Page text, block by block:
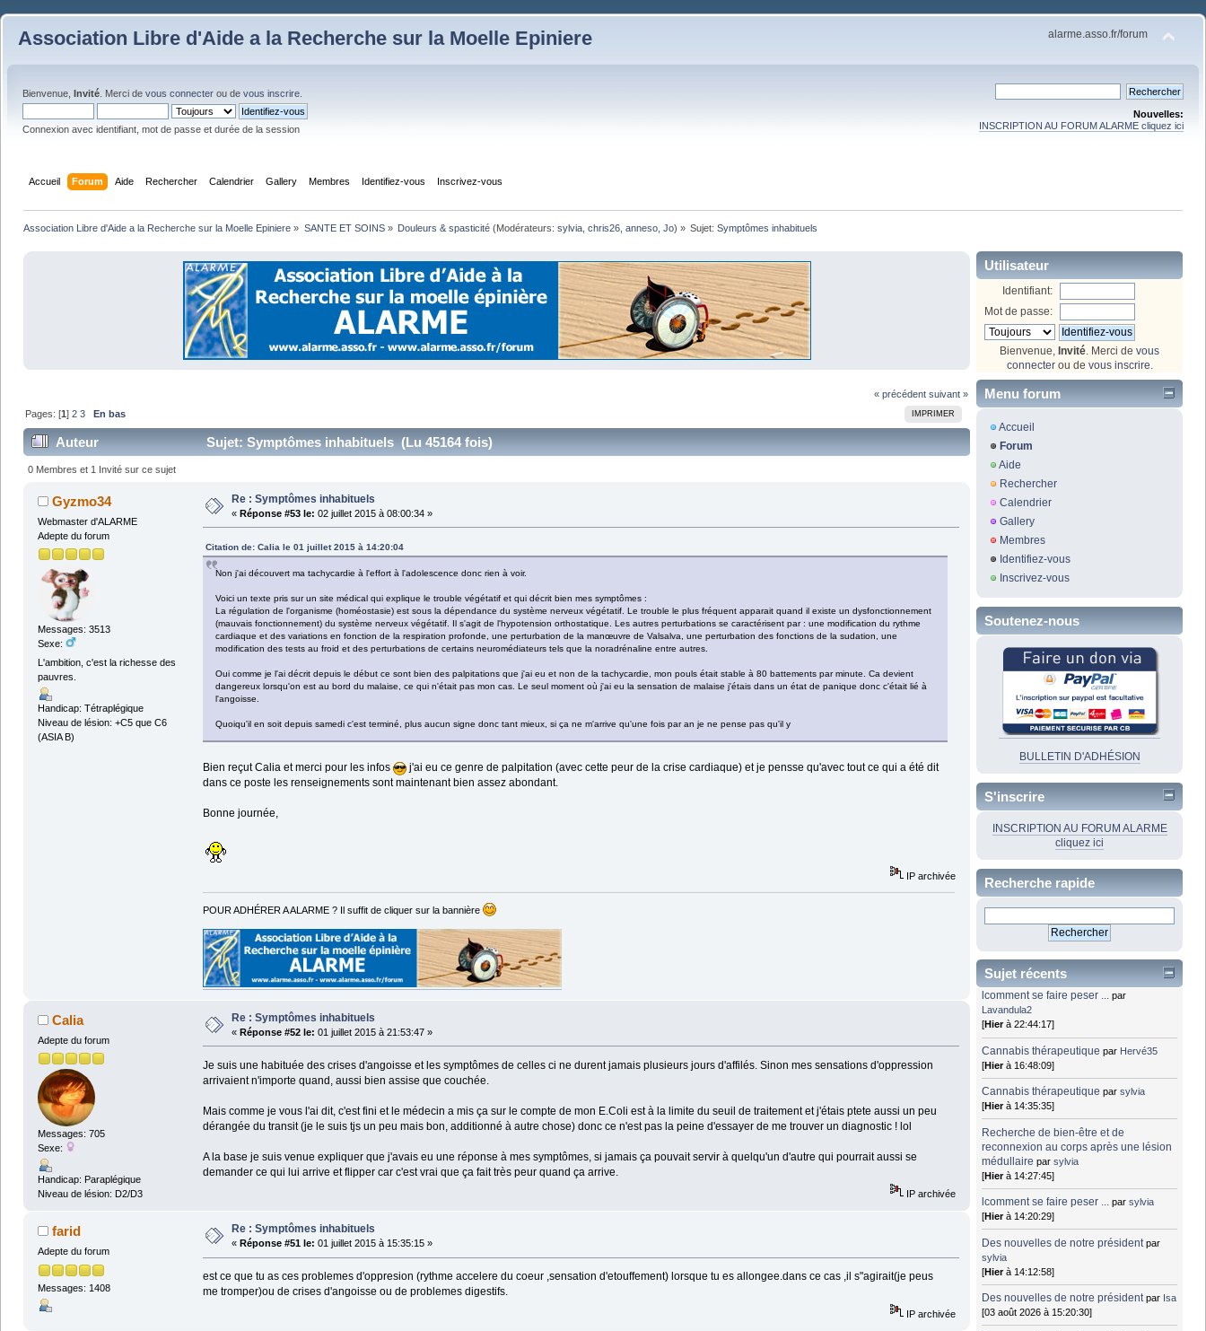
Association Libre d'Aide a la Recherche sur la Moelle Epiniere alarme.asso.fr/forum
Bienvenue, Invité . Merci de vous connecter ou de vous inscrire
Connexion avec identifiant, mot de passe et durée de la session
Nouvelles:
INSCRIPTION AU FORUM ALARME cliquez ici
Accueil Forum Aide Rechercher Calendrier Gallery Membres Identifiez-vous Inscrivez-vous
Association Libre d'Aide a la Recherche sur la Moelle Epiniere » SANTE ET SOINS» Douleurs & spasticité(Modérateurs: sylvia, chris26, anneso, Jo) » Sujet:Symptômes inhabituels
« précédent suivant »
IMPRIMER
Pages: [1]2 3 En bas
Auteur Sujet: Symptômes inhabituels (Lu 45164 fois)
0 Membres et 1 Invité sur ce sujet
Gyzmo34
Webmaster d'ALARME
Adepte du forum
Messages: 3513
Sexe:
L'ambition, c'est la richesse des
pauvres.
Handicap: Tétraplégique
Niveau de lésion: +C5 que C6
(ASIA B)
Re : Symptômes inhabituels
« Réponse #53 le: 02 juillet 2015 à 08:00:34 »
Citation de: Calia le 01 juillet 2015 à 14:20:04
Non j'ai découvert ma tachycardie à l'effort à l'adolescence donc rien à voir.
Voici un texte pris sur un site médical qui explique le trouble végétatif et qui décrit bien mes symptômes :
La régulation de l'organisme (homéostasie) est sous la dépendance du système nerveux végétatif. Le trouble le plus fréquent apparait quand il existe un dysfonctionnement
(mauvais fonctionnement) du système nerveux végétatif. Il s'agit de l'hypotension orthostatique. Les autres perturbations se caractérisent par : une modification du rythme
cardiaque et des variations en fonction de la respiration profonde, une perturbation de la manœuvre de Valsalva, une perturbation des fonctions de la sudation, une
modification des tests au froid et des perturbations de certains neuromédiateurs tels que la noradrénaline entre autres.
Oui comme je l'ai décrit depuis le début ce sont bien des palpitations que j'ai eu et non de la tachycardie, mon pouls était stable à 80 battements par minute. Ca devient
dangereux lorsqu'on est au bord du malaise, ce qui n'était pas mon cas. Le seul moment où j'ai eu la sensation de malaise j'étais dans un état de panique donc c'était lié à
l'angoisse.
Quoiqu'il en soit depuis samedi c'est terminé, plus aucun signe donc tant mieux, si ça ne m'arrive qu'une fois par an je ne pense pas qu'il y
Bien reçut Calia et merci pour les infos
j'ai eu ce genre de palpitation (avec cette peur de la crise cardiaque) et je pensse qu'avec tout ce qui a été dit
dans ce poste les renseignements sont maintenant bien assez abondant.
Bonne journée,
IP archivée
POUR ADHÉRER A ALARME ? Il suffit de cliquer sur la bannière
Calia
Adepte du forum
Messages: 705
Sexe:
Handicap: Paraplégique
Niveau de lésion: D2/D3
Re : Symptômes inhabituels
« Réponse #52 le: 01 juillet 2015 à 21:53:47 »
Je suis une habituée des crises d'angoisse et les symptômes de celles ci ne durent jamais plusieurs jours d'affilés. Sinon mes sensations d'oppression
arrivaient n'importe quand, aussi bien assise que couchée.
Mais comme je vous l'ai dit, c'est fini et le médecin a mis ça sur le compte de mon E.Coli est à la limite du seuil de traitement et j'étais ptete aussi un peu
dérangée du transit (je le suis tjs un peu mais bon, additionné à autre chose) donc ce n'est pas la peine d'essayer de me trouver un diagnostic ! lol
A la base je suis venue expliquer que j'avais eu une réponse à mes symptômes, si jamais ça pouvait servir à quelqu'un d'autre qui pourrait aussi se
demander ce qui lui arrive et flipper car c'est vrai que ça fait très peur quand ça arrive.
IP archivée
farid
Adepte du forum
Messages: 1408
Re : Symptômes inhabituels
« Réponse #51 le: 01 juillet 2015 à 15:35:15 »
est ce que tu as ces problemes d'oppresion (rythme accelere du coeur ,sensation d'etouffement) lorsque tu es allongee.dans ce cas ,il s"agirait(je peus
me tromper)ou de crises d'angoisse ou de problemes digestifs.
IP archivée
Utilisateur
Identifiant:
Mot de passe:
Bienvenue, Invité . Merci de vous
connecterou de vous inscrire
Menu forum
Accueil
Forum
Aide
Rechercher
Calendrier
Gallery
Membres
Identifiez-vous
Inscrivez-vous
Soutenez-nous
BULLETIN D'ADHÉSION
S'inscrire
INSCRIPTION AU FORUM ALARME
cliquez ici
Recherche rapide
Sujet récents
lcomment se faire peser ... par
Lavandula2
[Hierà 22:44:17]
Cannabis thérapeutique par Hervé35
[Hierà 16:48:09]
Cannabis thérapeutique parsylvia
[Hierà 14:35:35]
Recherche de bien-être et de
reconnexion au corps après une lésion
médullaire parsylvia
[Hierà 14:27:45]
lcomment se faire peser ... parsylvia
[Hierà 14:20:29]
Des nouvelles de notre président par
sylvia
[Hierà 14:12:58]
Des nouvelles de notre président par Isa
[03 août 2026 à 15:20:30]